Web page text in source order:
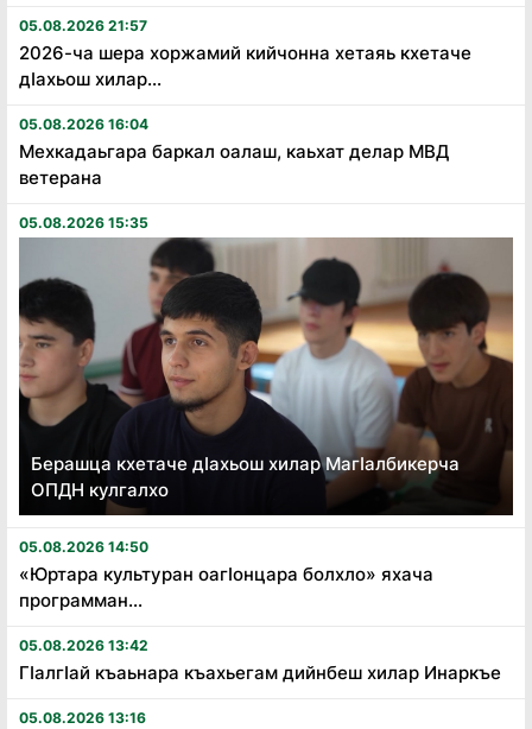
05.08.2026 21:57
2026-ча шера хоржамий кийчонна хетаяь кхетаче
дӏахьош хилар...
05.08.2026 16:04
Мехкадаьгара баркал оалаш, каьхат делар МВД
ветерана
05.08.2026 15:35
Берашца кхетаче дӏахьош хилар Магӏалбикерча
ОПДН кулгалхо
05.08.2026 14:50
«Юртара культуран оагӏонцара болхло» яхача
программан...
05.08.2026 13:42
Гӏалгӏай къаьнара къахьегам дийнбеш хилар Инаркъе
05.08.2026 13:16